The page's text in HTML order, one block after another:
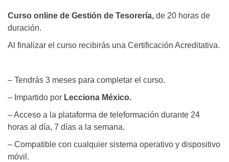
Curso online de Gestión de Tesorería, de 20 horas de
duración.
Al finalizar el curso recibirás una Certificación Acreditativa.
– Tendrás 3 meses para completar el curso.
– Impartido por Lecciona México.
– Acceso a la plataforma de teleformación durante 24
horas al día, 7 días a la semana.
– Compatible con cualquier sistema operativo y dispositivo
móvil.